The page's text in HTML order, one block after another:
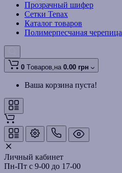
Прозрачный шифер
Сетки Tenax
Каталог товаров
Полимерпесчаная черепица
0 Tоваров,на 0.00 грн
Ваша корзина пуста!
Личный кабинет
Пн-Пт с 9-00 до 17-00